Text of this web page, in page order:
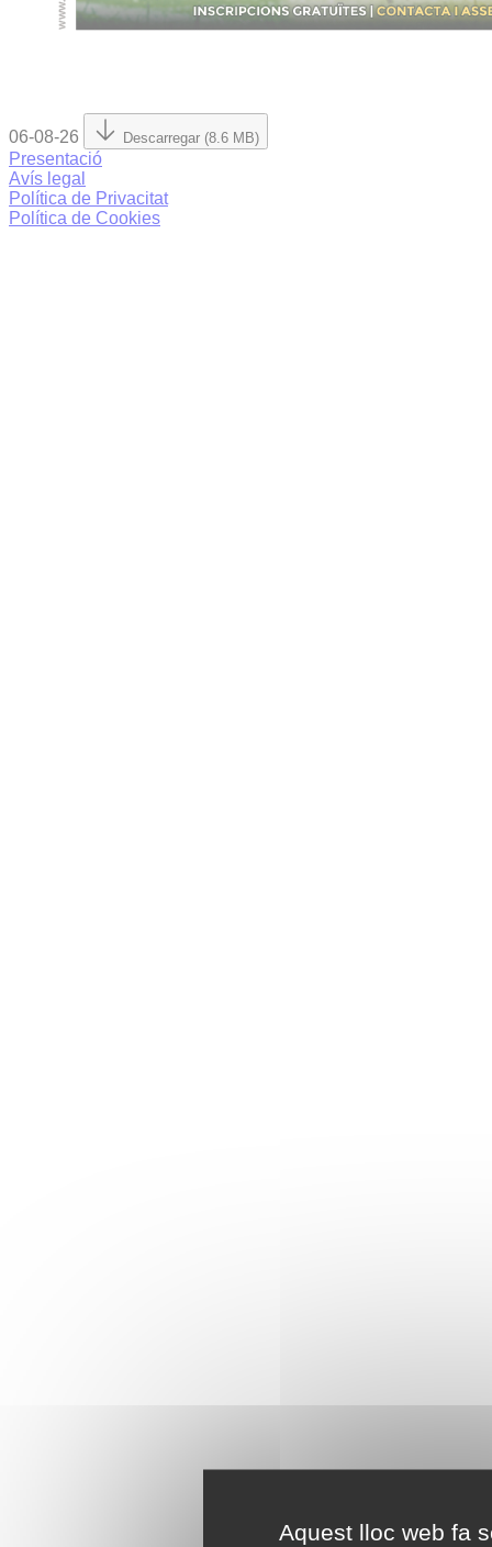
Aquest lloc web fa
06-08-26 Descarregar (8.6 MB)
Presentació
Avís legal
Política de Privacitat
Política de Cookies